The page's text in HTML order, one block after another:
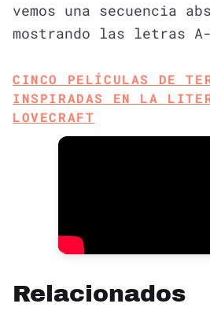
vemos una secuencia
mostrando las letras
CINCO PELÍCULAS DE
INSPIRADAS EN LA
LOVECRAFT
Relacionados